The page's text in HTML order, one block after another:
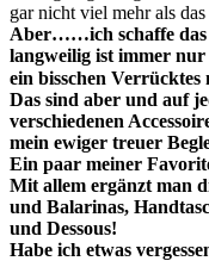
gar nicht viel mehr als
Aber……ich schaffe das
langweilig ist immer nur
ein bisschen Verrücktes
Das sind aber und auf
verschiedenen
mein ewiger treuer
Ein paar meiner
Mit allem ergänzt man
und Balarinas,
und Dessous!
Habe ich etwas